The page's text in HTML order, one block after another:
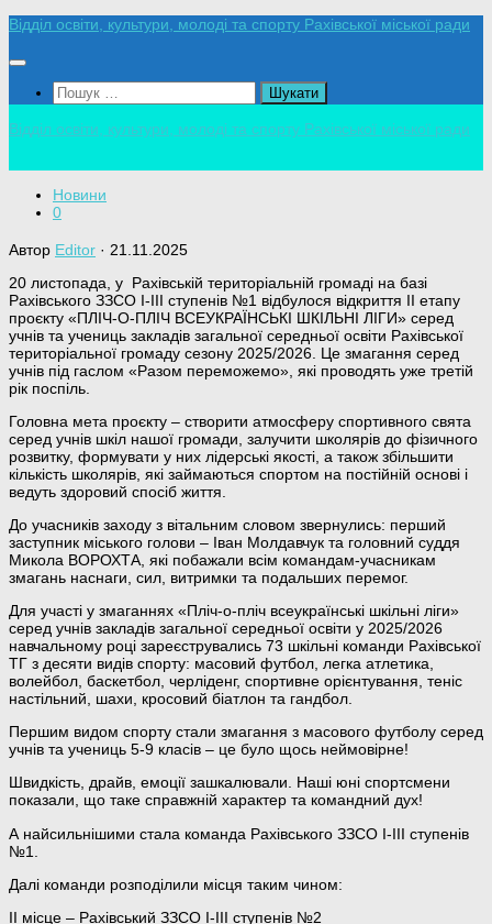
Skip
content
Відділ освіти, культури, молоді та спорту Рахівської міської ради
Пошук:
Відділ освіти, культури, молоді та спорту Рахівської міської ради
Новини
0
Автор Editor · 21.11.2025
20 листопада, у Рахівській територіальній громаді на базі
Рахівського ЗЗСО І-ІІІ ступенів №1 відбулося відкриття ІІ етапу
проєкту «ПЛІЧ-О-ПЛІЧ ВСЕУКРАЇНСЬКІ ШКІЛЬНІ ЛІГИ» серед
учнів та учениць закладів загальної середньої освіти Рахівської
територіальної громаду сезону 2025/2026. Це змагання серед
учнів під гаслом «Разом переможемо», які проводять уже третій
рік поспіль.
Головна мета проєкту – створити атмосферу спортивного свята
серед учнів шкіл нашої громади, залучити школярів до фізичного
розвитку, формувати у них лідерські якості, а також збільшити
кількість школярів, які займаються спортом на постійній основі і
ведуть здоровий спосіб життя.
До учасників заходу з вітальним словом звернулись: перший
заступник міського голови – Іван Молдавчук та головний суддя
Микола ВОРОХТА, які побажали всім командам-учасникам
змагань наснаги, сил, витримки та подальших перемог.
Для участі у змаганнях «Пліч-о-пліч всеукраїнські шкільні ліги»
серед учнів закладів загальної середньої освіти у 2025/2026
навчальному році зареєструвались 73 шкільні команди Рахівської
ТГ з десяти видів спорту: масовий футбол, легка атлетика,
волейбол, баскетбол, черліденг, спортивне орієнтування, теніс
настільний, шахи, кросовий біатлон та гандбол.
Першим видом спорту стали змагання з масового футболу серед
учнів та учениць 5-9 класів – це було щось неймовірне!
Швидкість, драйв, емоції зашкалювали. Наші юні спортсмени
показали, що таке справжній характер та командний дух!
А найсильнішими стала команда Рахівського ЗЗСО І-ІІІ ступенів
№1.
Далі команди розподілили місця таким чином:
ІІ місце – Рахівський ЗЗСО І-ІІІ ступенів №2